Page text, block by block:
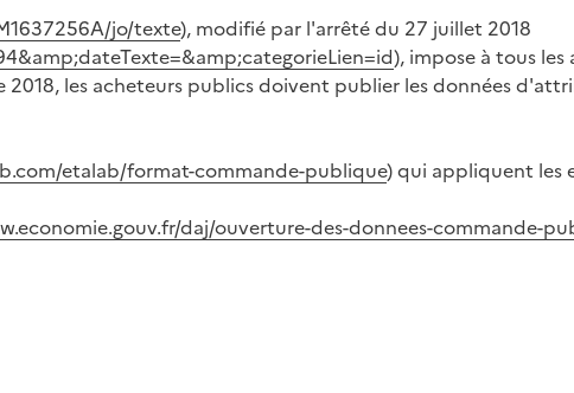
jo/texte), modifié par l'arrêté du 27 juillet 2018
), impose à tous
les acheteurs publics doivent publier les données
etalab/format-commande-publique) qui appliquent les
daj/ouverture-des-donnees-commande-